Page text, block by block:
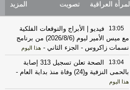
المرأة العراقية تصويت المزيد
13:05
فيديو | الأبراج والتوقعات الفلكية
مع ميس الأمير ليوم (2026/8/6) من برنامج
نسمات زاكروس - الجزء الثاني - هذا اليوم
13:04
الصحة تعلن تسجيل 313 إصابة
بالحمى النزفية و(24) وفاة منذ بداية العام
-
هذا اليوم